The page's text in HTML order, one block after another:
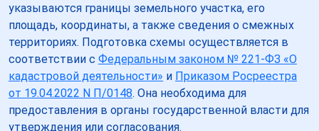
указываются границы земельного участка, его
площадь, координаты, а также сведения о смежных
территориях. Подготовка схемы осуществляется в
соответствии с Федеральным законом № 221-ФЗ «О
кадастровой деятельности» и Приказом Росреестра
от 19.04.2022 N П/0148. Она необходима для
предоставления в органы государственной власти для
утверждения или согласования.